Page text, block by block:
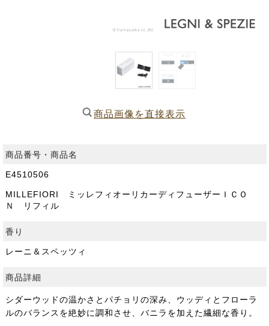
商品画像を直接表示
商品番号・商品名
E4510506
MILLEFIORI ミッレフィオーリカーディフューザーＩＣＯ
Ｎ リフィル
香り
レーニ＆スペッツィ
商品詳細
シダーウッドの温かさとパチョリの深み、ウッディとフローラ
ルのバランスを絶妙に調和させ、バニラを加えた繊細な香り。